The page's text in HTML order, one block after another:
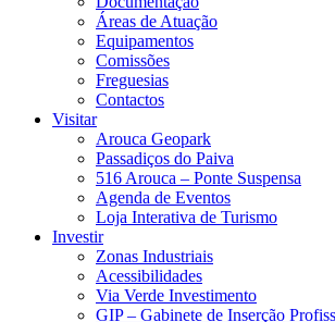
Áreas de Atuação
Equipamentos
Comissões
Freguesias
Contactos
Visitar
Arouca Geopark
Passadiços do Paiva
516 Arouca – Ponte Suspensa
Agenda de Eventos
Loja Interativa de Turismo
Investir
Zonas Industriais
Acessibilidades
Via Verde Investimento
GIP – Gabinete de Inserção